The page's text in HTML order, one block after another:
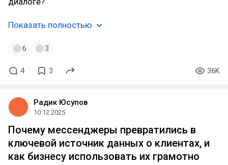
Показать полностью
6 3
4 3 36K
Радик Юсупов
10.12.2025
Почему мессенджеры превратились в
ключевой источник данных о клиентах, и
как бизнесу использовать их грамотно